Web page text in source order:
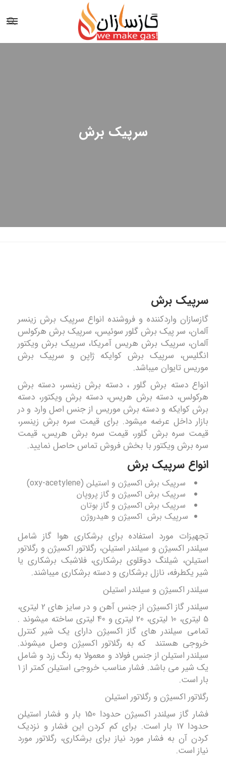
سرپیک برش
سرپیک برش
گازسازان واردکننده و فروشنده انواع سرپیک برش زینسر
آلمان، سر پیک برش گلور سوئیس، سرپیک برش هرکولس
آلمان، سرپیک برش هریس آمریکا، سرپیک برش ویکتور
انگلیس، سرپیک برش کوایکه ژاپن و سرپیک برش
موریس تایوان میباشد.
انواع دسته برش گلور ، دسته برش زینسر، دسته برش
هرکولس، دسته برش هریس، دسته برش ویکتور، دسته
برش کوایکه و دسته برش موریس از جنس اصل وارد و در
بازار داخل عرضه میشود. برای قیمت سره برش زینسر،
قیمت سره برش گلور، قیمت سره برش هریس، قیمت
سره برش ویکتور با بخش فروش تماس حاصل نمایید.
انواع سرپیک برش
سرپیک برش اکسیژن و استیلن (oxy-acetylene)
سرپیک برش اکسیژن و گاز پروپان
سرپیک برش اکسیژن و گاز بوتان
سرپیک برش اکسیژن و هیدروژن
تجهیزات مورد استفاده برای برشکاری هوا گاز شامل
سیلندر اکسیژن و سیلندر استیلن، رگلاتور اکسیژن و رگلاتور
استیلن، شیلنگ دوقلوی برشکاری، فلاشبک برشکاری یا
شیر یکطرفه، نازل برشکاری و دسته برشکاری میباشند.
سیلندر اکسیژن و سیلندر استیلن
سیلندر گاز اکسیژن از جنس آهن و در سایز های 2 لیتری،
5 لیتری، 10 لیتری، 20 لیتری و 40 لیتری ساخته میشوند .
تمامی سیلندر های گاز اکسیژن دارای یک شیر کنترل
خروجی هستند که به رگلاتور اکسیژن وصل میشوند.
سیلندر استیلن از جنس فولاد و معمولا به رنگ زرد و شامل
یک شیر می باشد. فشار مناسب خروجی استیلن کمتر از 1
بار است.
رگلاتور اکسیژن و رگلاتور استیلن
فشار گاز سیلندر اکسیژن حدودا 150 بار و فشار استیلن
حدودا 17 بار است. برای کم کردن این فشار و نزدیک
کردن آن به فشار مورد نیاز برای برشکاری، رگلاتور مورد
نیاز است.